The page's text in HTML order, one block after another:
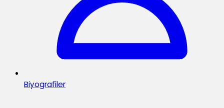
Biyografiler